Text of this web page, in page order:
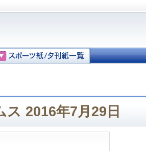
ス 2016年7月29日